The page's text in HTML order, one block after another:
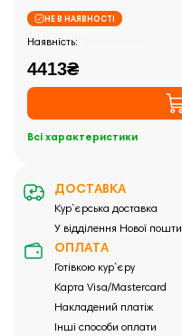
НЕ В НАЯВНОСТІ
4413₴
Всі характеристики
ДОСТАВКА
Кур`єрська доставка
У відділення Нової пошти
ОПЛАТА
Готівкою кур`єру
Карта Visa/Mastercard
Накладений платіж
Інші способи оплати